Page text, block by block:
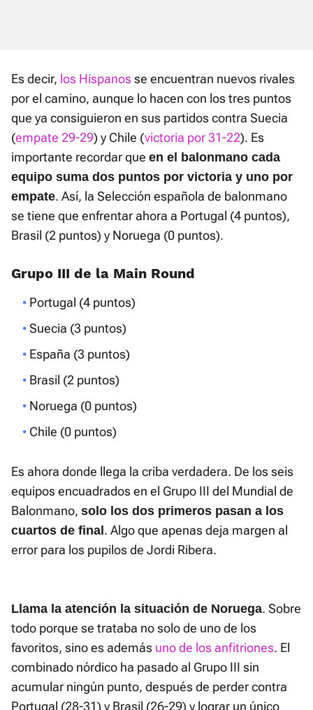
Es decir, los Hispanosse encuentran nuevos rivales
por el camino, aunque lo hacen con los tres puntos
que ya consiguieron en sus partidos contra Suecia
(empate 29-29) y Chile (victoria por 31-22). Es
importante recordar que en el balonmano cada
equipo suma dos puntos por victoria y uno por
empate. Así, la Selección española de balonmano
se tiene que enfrentar ahora a Portugal (4 puntos),
Brasil (2 puntos) y Noruega (0 puntos).
Grupo III de la Main Round
Portugal (4 puntos)
Suecia (3 puntos)
España (3 puntos)
Brasil (2 puntos)
Noruega (0 puntos)
Chile (0 puntos)
Es ahora donde llega la criba verdadera. De los seis
equipos encuadrados en el Grupo III del Mundial de
Balonmano, solo los dos primeros pasan a los
cuartos de final . Algo que apenas deja margen al
error para los pupilos de Jordi Ribera.
Llama la atención la situación de Noruega. Sobre
todo porque se trataba no solo de uno de los
favoritos, sino es además uno de los anfitriones. El
combinado nórdico ha pasado al Grupo III sin
acumular ningún punto, después de perder contra
Portugal (28-31) y Brasil (26-29) y lograr un único